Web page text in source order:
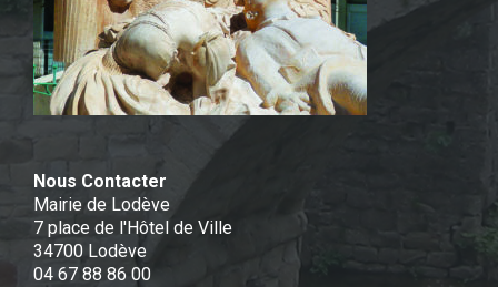
Nous Contacter
Mairie de Lodève
7 place de l'Hôtel de Ville
34700 Lodève
04 67 88 86 00